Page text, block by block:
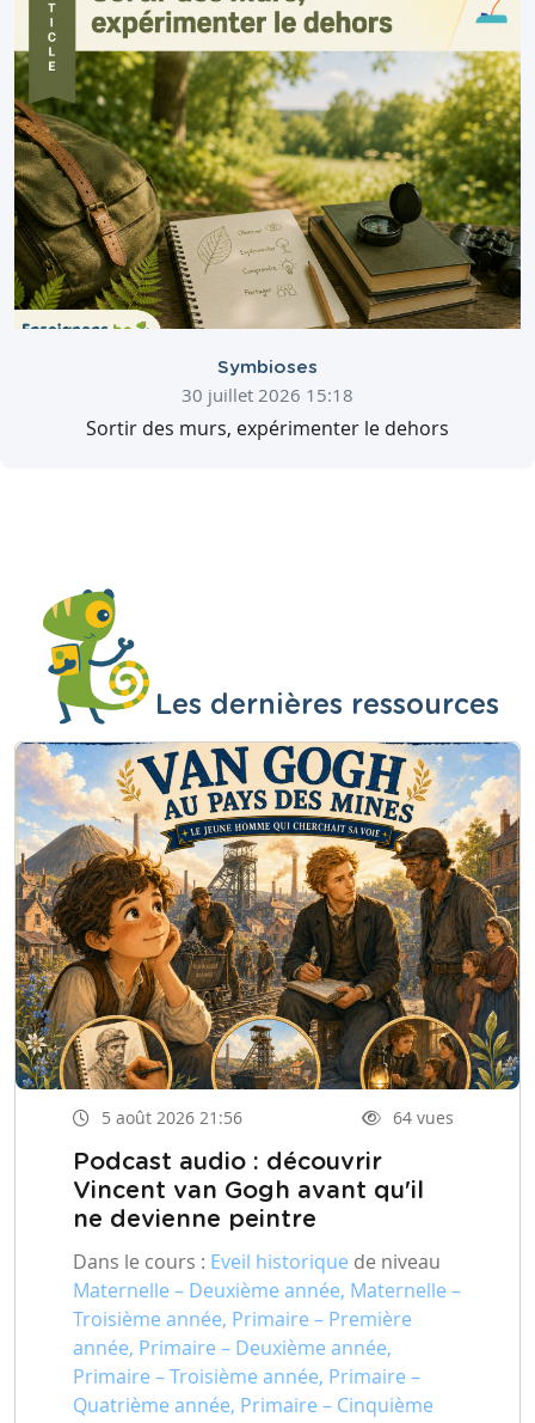
Symbioses
30 juillet 2026 15:18
Sortir des murs, expérimenter le dehors
Les dernières ressources
5 août 2026 21:56 64 vues
Podcast audio : découvrir
Vincent van Gogh avant qu'il
ne devienne peintre
Dans le cours : Eveil historique de niveau
Maternelle – Deuxième année, Maternelle –
Troisième année, Primaire – Première
année, Primaire – Deuxième année,
Primaire – Troisième année, Primaire –
Quatrième année, Primaire – Cinquième